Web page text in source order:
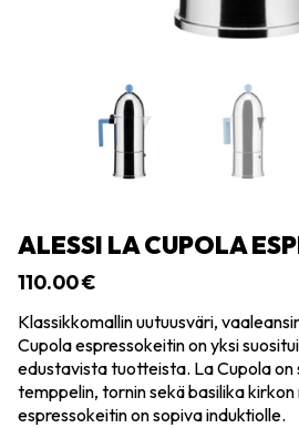
ALESSI LA CUPOLA
110.00€
Klassikkomallin uutuusväri,
Cupola espressokeitin on yksi
edustavista tuotteista. La Cupola
temppelin, tornin sekä basilika
espressokeitin on sopiva induktiolle.